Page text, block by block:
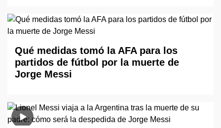
Qué medidas tomó la AFA para los
partidos de fútbol por la muerte de
Jorge Messi